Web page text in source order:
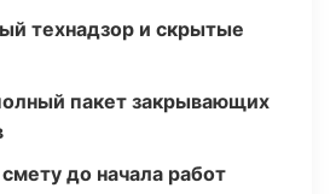
технадзор и скрытые
пакет закрывающих
до начала работ